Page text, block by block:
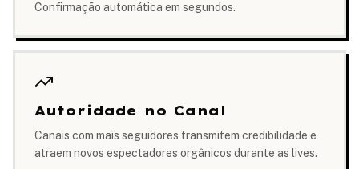
Confirmação automática em segundos.
Autoridade no Canal
Canais com mais seguidores transmitem credibilidade e
atraem novos espectadores orgânicos durante as lives.